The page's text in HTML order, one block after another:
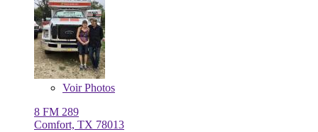
VoirPhotos
8 FM 289
Comfort, TX 78013